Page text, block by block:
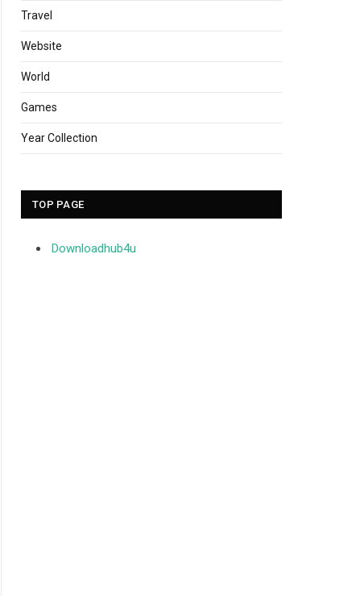
Travel
Website
World
Games
Year Collection
TOP PAGE
Downloadhub4u